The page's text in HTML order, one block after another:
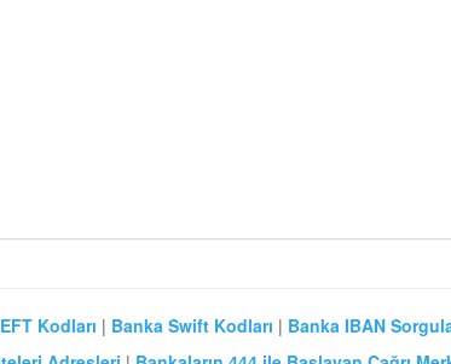
Kodları | Banka Swift Kodları | Banka IBAN